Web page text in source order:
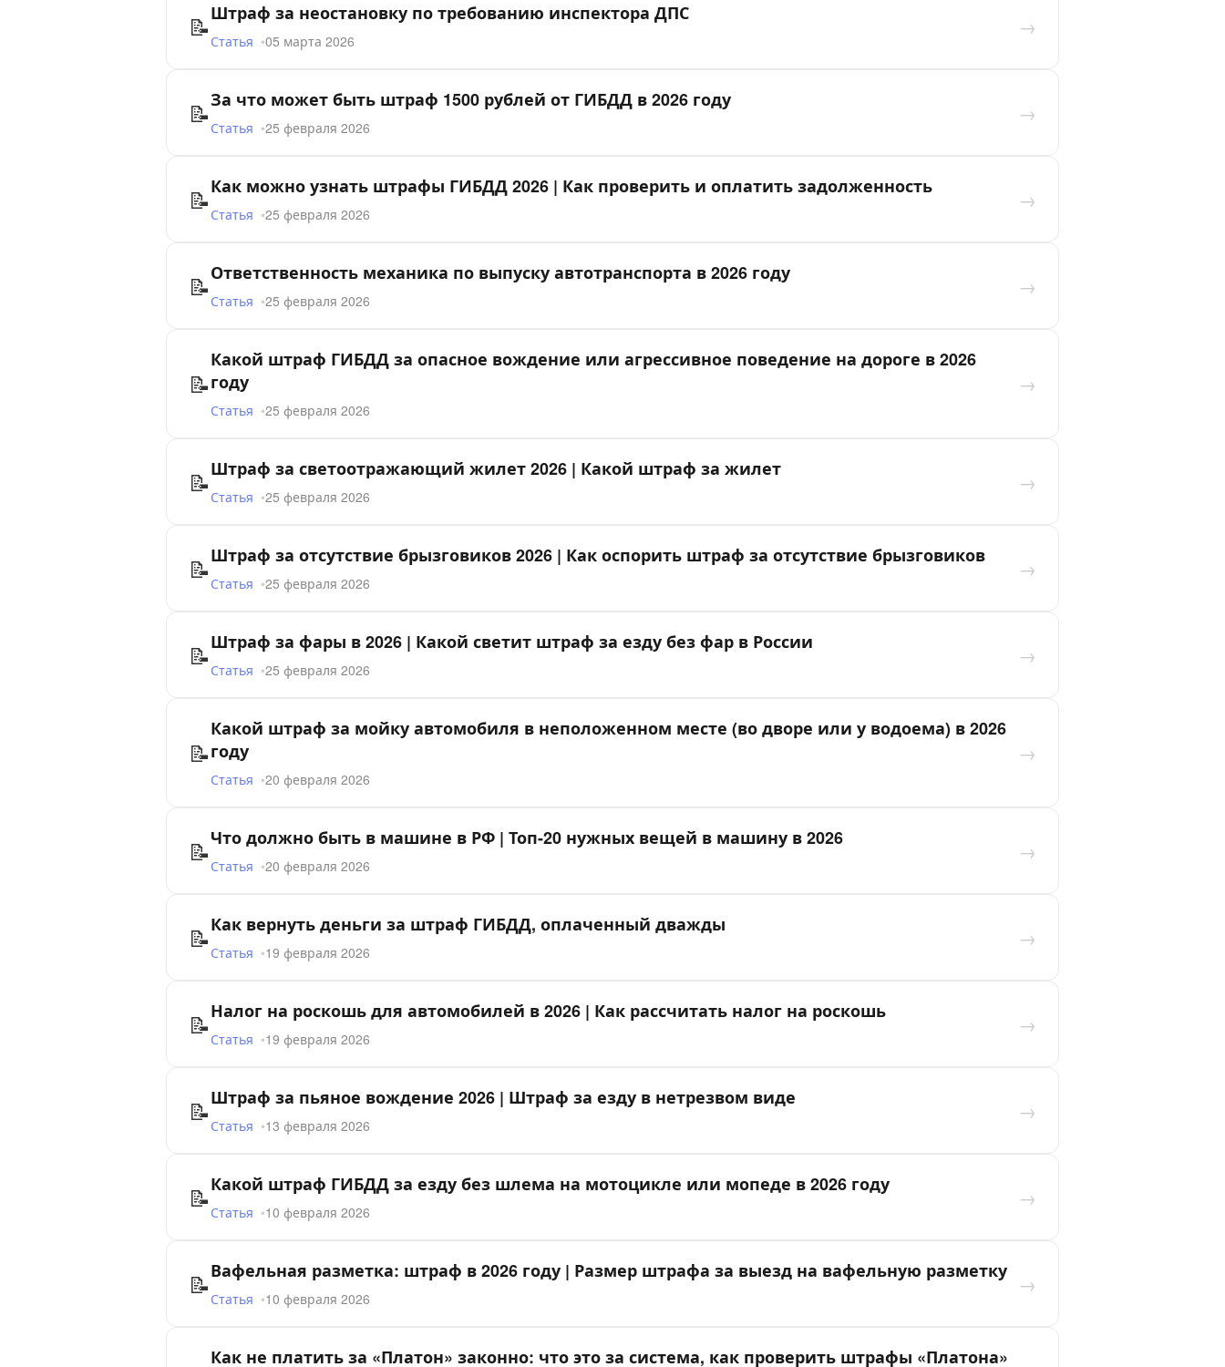
📝Штраф за неостановку по требованию инспектора ДПС
Статья 05 марта 2026
→
📝За что может быть штраф 1500 рублей от ГИБДД в 2026 году
Статья 25 февраля 2026
→
📝Как можно узнать штрафы ГИБДД 2026 | Как проверить и оплатить задолженность
Статья 25 февраля 2026
→
📝Ответственность механика по выпуску автотранспорта в 2026 году
Статья 25 февраля 2026
→
📝
Какой штраф ГИБДД за опасное вождение или агрессивное поведение на дороге в 2026
году
Статья 25 февраля 2026
→
📝Штраф за светоотражающий жилет 2026 | Какой штраф за жилет
Статья 25 февраля 2026
→
📝Штраф за отсутствие брызговиков 2026 | Как оспорить штраф за отсутствие брызговиков
Статья 25 февраля 2026
→
📝Штраф за фары в 2026 | Какой светит штраф за езду без фар в России
Статья 25 февраля 2026
→
📝
Какой штраф за мойку автомобиля в неположенном месте (во дворе или у водоема) в 2026
году
Статья 20 февраля 2026
→
📝Что должно быть в машине в РФ | Топ-20 нужных вещей в машину в 2026
Статья 20 февраля 2026
→
📝Как вернуть деньги за штраф ГИБДД, оплаченный дважды
Статья 19 февраля 2026
→
📝Налог на роскошь для автомобилей в 2026 | Как рассчитать налог на роскошь
Статья 19 февраля 2026
→
📝Штраф за пьяное вождение 2026 | Штраф за езду в нетрезвом виде
Статья 13 февраля 2026
→
📝Какой штраф ГИБДД за езду без шлема на мотоцикле или мопеде в 2026 году
Статья 10 февраля 2026
→
📝Вафельная разметка: штраф в 2026 году | Размер штрафа за выезд на вафельную разметку
Статья 10 февраля 2026
→
Как не платить за «Платон» законно: что это за система, как проверить штрафы «Платона»